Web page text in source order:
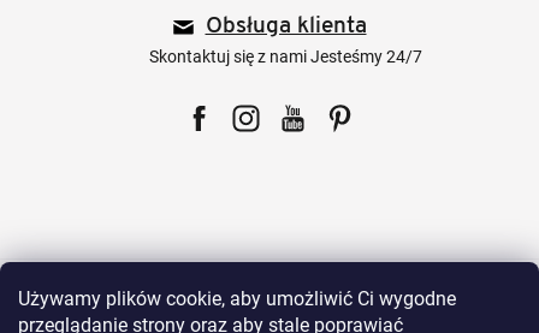
Używamy plików cookie, aby umożliwić Ci wygodne
przeglądanie strony oraz aby stale poprawiać
Obsługa klienta
Skontaktuj się z nami Jesteśmy 24/7
Dla klientów